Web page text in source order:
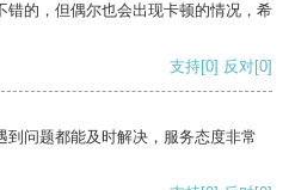
错的，但偶尔也会出现卡顿的情况，希
支持[0] 反对[0]
到问题都能及时解决，服务态度非常